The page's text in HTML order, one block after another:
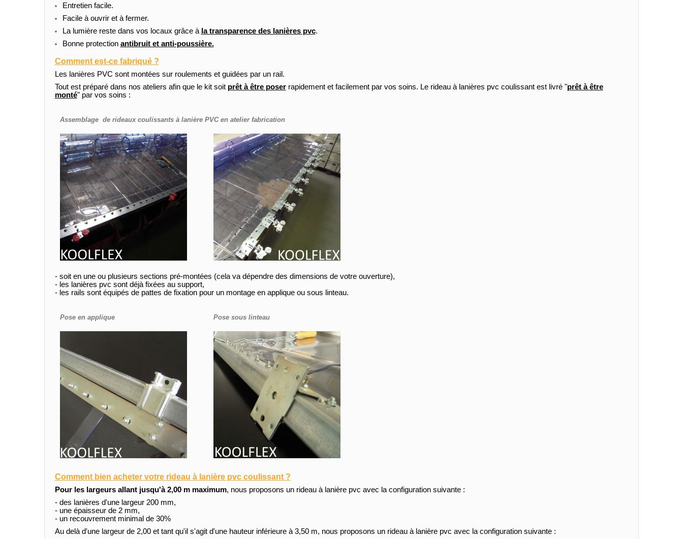
Entretien facile.
Facile à ouvrir et à fermer.
La lumière reste dans vos locaux grâce à la transparence des lanières pvc.
Bonne protection antibruit et anti-poussière.
Comment est-ce fabriqué ?
Les lanières PVC sont montées sur roulements et guidées par un rail.
Tout est préparé dans nos ateliers afin que le kit soit prêt à être poserrapidement et facilement par vos soins. Le rideau à lanières pvc coulissant est livré "prêt à être
monté" par vos soins :
Assemblage de rideaux coulissants à lanière PVC en atelier fabrication
- soit en une ou plusieurs sections pré-montées (cela va dépendre des dimensions de votre ouverture),
- les lanières pvc sont déjà fixées au support,
- les rails sont équipés de pattes de fixation pour un montage en applique ou sous linteau.
Pose en applique Pose sous linteau
Comment bien acheter votre rideau à lanière pvc coulissant ?
Pour les largeurs allant jusqu'à 2,00 m maximum, nous proposons un rideau à lanière pvc avec la configuration suivante :
- des lanières d'une largeur 200 mm,
- une épaisseur de 2 mm,
- un recouvrement minimal de 30%
Au delà d'une largeur de 2,00 et tant qu'il s'agit d'une hauteur inférieure à 3,50 m, nous proposons un rideau à lanière pvc avec la configuration suivante :